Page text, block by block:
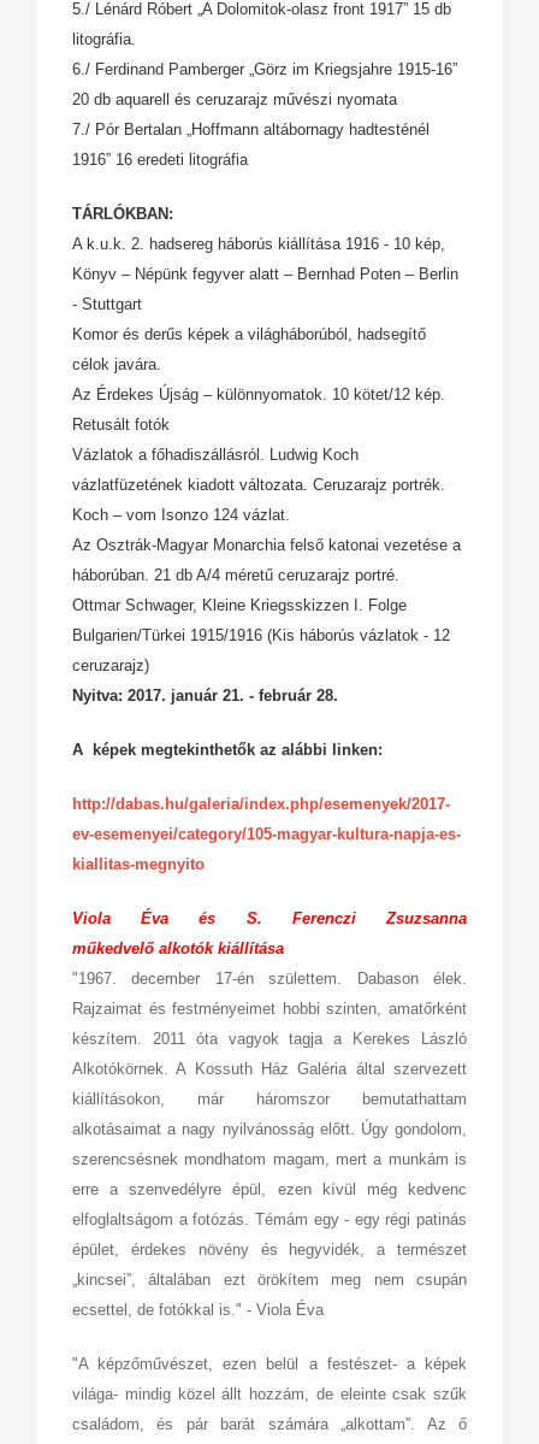
5./ Lénárd Róbert „A Dolomitok-olasz front 1917” 15 db
litográfia.
6./ Ferdinand Pamberger „Görz im Kriegsjahre 1915-16”
20 db aquarell és ceruzarajz művészi nyomata
7./ Pór Bertalan „Hoffmann altábornagy hadtesténél
1916” 16 eredeti litográfia
TÁRLÓKBAN:
A k.u.k. 2. hadsereg háborús kiállítása 1916 - 10 kép,
Könyv – Népünk fegyver alatt – Bernhad Poten – Berlin
- Stuttgart
Komor és derűs képek a világháborúból, hadsegítő
célok javára.
Az Érdekes Újság – különnyomatok. 10 kötet/12 kép.
Retusált fotók
Vázlatok a főhadiszállásról. Ludwig Koch
vázlatfüzetének kiadott változata. Ceruzarajz portrék.
Koch – vom Isonzo 124 vázlat.
Az Osztrák-Magyar Monarchia felső katonai vezetése a
háborúban. 21 db A/4 méretű ceruzarajz portré.
Ottmar Schwager, Kleine Kriegsskizzen I. Folge
Bulgarien/Türkei 1915/1916 (Kis háborús vázlatok - 12
ceruzarajz)
Nyitva: 2017. január 21. - február 28.
A képek megtekinthetők az alábbi linken:
http://dabas.hu/galeria/index.php/esemenyek/2017-
ev-esemenyei/category/105-magyar-kultura-napja-es-
kiallitas-megnyito
Viola Éva és S. Ferenczi Zsuzsanna
műkedvelő alkotók kiállítása
"1967. december 17-én születtem. Dabason élek.
Rajzaimat és festményeimet hobbi szinten, amatőrként
készítem. 2011 óta vagyok tagja a Kerekes László
Alkotókörnek. A Kossuth Ház Galéria által szervezett
kiállításokon, már háromszor bemutathattam
alkotásaimat a nagy nyilvánosság előtt. Úgy gondolom,
szerencsésnek mondhatom magam, mert a munkám is
erre a szenvedélyre épül, ezen kívül még kedvenc
elfoglaltságom a fotózás. Témám egy - egy régi patinás
épület, érdekes növény és hegyvidék, a természet
„kincsei”, általában ezt örökítem meg nem csupán
ecsettel, de fotókkal is." - Viola Éva
"A képzőművészet, ezen belül a festészet- ­­a képek
világa- mindig közel állt hozzám, de eleinte csak szűk
családom, és pár barát számára „alkottam”. Az ő